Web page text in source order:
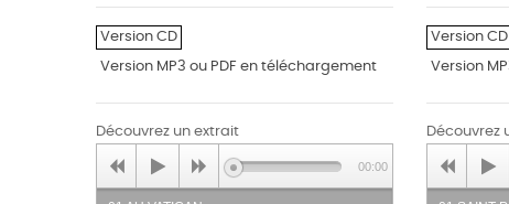
Version CD
Version MP3 ou PDF en téléchargement
Découvrez un extrait
00:00
Version CD
Version
Découvrez